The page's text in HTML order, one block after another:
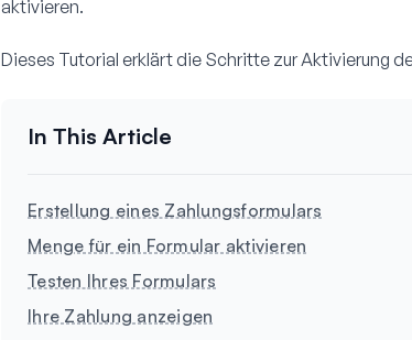
aktivieren.
Dieses Tutorial erklärt die Schritte zur Aktivierung
Erstellung eines Zahlungsformulars
Menge für ein Formular aktivieren
Testen Ihres Formulars
Ihre Zahlung anzeigen